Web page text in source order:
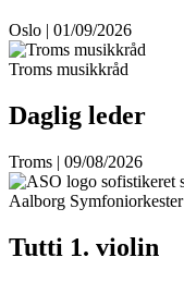
Oslo | 01/09/2026
Troms musikkråd
Daglig leder
Troms | 09/08/2026
Aalborg Symfoniorkester
Tutti 1. violin